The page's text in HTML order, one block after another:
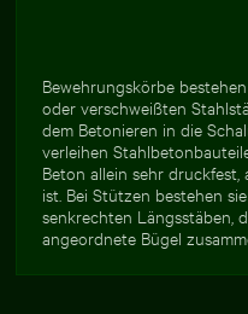
Bewehrungskörbe
oder verschweißten
dem Betonieren in die
verleihen
Beton allein sehr
ist. Bei Stützen bestehen
senkrechten Längsstäben,
angeordnete Bügel